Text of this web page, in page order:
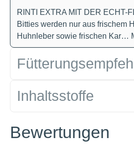
RINTI EXTRA MIT DER ECHT-
Bitties werden nur aus frischem
Huhnleber sowie frischen Kar…
Inhaltsstoffe
Bewertungen